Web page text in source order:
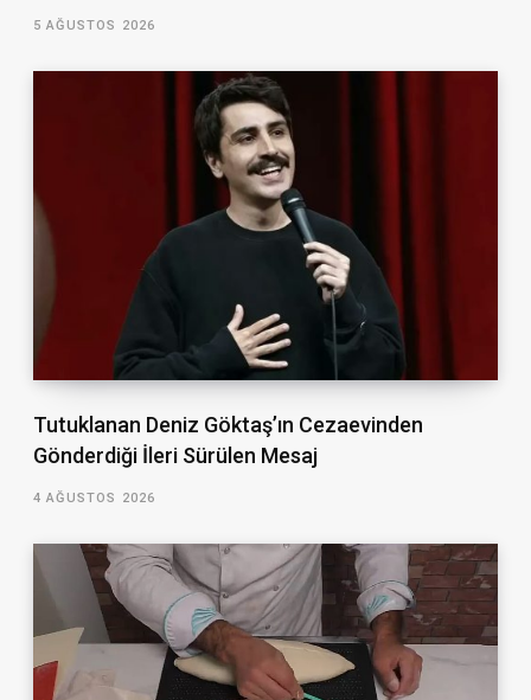
5 AĞUSTOS 2026
Tutuklanan Deniz Göktaş’ın Cezaevinden
Gönderdiği İleri Sürülen Mesaj
4 AĞUSTOS 2026